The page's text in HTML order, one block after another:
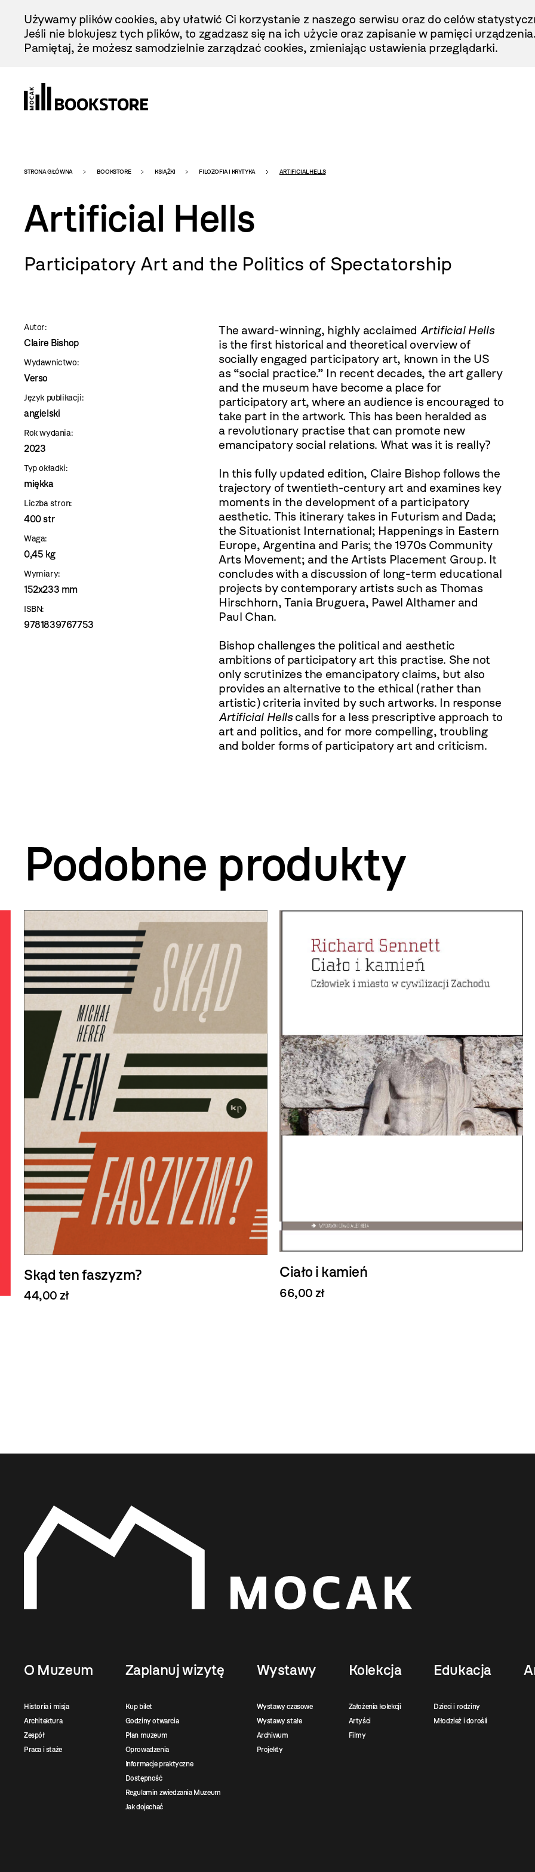
Treści
Używamy plików cookies, aby ułatwić Ci korzystanie z naszego serwisu oraz do celów
Jeśli nie blokujesz tych plików, to zgadzasz się na ich użycie oraz zapisanie w pamięci
Pamiętaj, że możesz samodzielnie zarządzać cookies, zmieniając ustawienia przeglądarki.
Bookstore
-
szablon
szczegóły
STRONA GŁÓWNA BOOKSTORE KSIĄŻKI FILOZOFIA I KRYTYKA ARTIFICIAL HELLS
Artificial Hells
Participatory Art and the Politics of Spectatorship
Autor:
Claire Bishop
Wydawnictwo:
Verso
Język publikacji:
angielski
Rok wydania:
2023
Typ okładki:
miękka
Liczba stron:
400 str
Waga:
0,45 kg
Wymiary:
152x233 mm
ISBN:
9781839767753
The award-winning, highly acclaimed Artificial Hells
is the first historical and theoretical overview of
socially engaged participatory art, known in the US
as “social practice.” In recent decades, the art gallery
and the museum have become a place for
participatory art, where an audience is encouraged to
take part in the artwork. This has been heralded as
a revolutionary practise that can promote new
emancipatory social relations. What was it is really?
In this fully updated edition, Claire Bishop follows the
trajectory of twentieth-century art and examines key
moments in the development of a participatory
aesthetic. This itinerary takes in Futurism and Dada;
the Situationist International; Happenings in Eastern
Europe, Argentina and Paris; the 1970s Community
Arts Movement; and the Artists Placement Group. It
concludes with a discussion of long-term educational
projects by contemporary artists such as Thomas
Hirschhorn, Tania Bruguera, Pawel Althamer and
Paul Chan.
Bishop challenges the political and aesthetic
ambitions of participatory art this practise. She not
only scrutinizes the emancipatory claims, but also
provides an alternative to the ethical (rather than
artistic) criteria invited by such artworks. In response
Artificial Hellscalls for a less prescriptive approach to
art and politics, and for more compelling, troubling
and bolder forms of participatory art and criticism.
Podobne produkty
Skąd ten faszyzm?
44,00 zł
Ciało i kamień
66,00 zł
O Muzeum
Historia i misja
Architektura
Zespół
Praca i staże
Zaplanuj wizytę
Kup bilet
Godziny otwarcia
Plan muzeum
Oprowadzenia
Informacje praktyczne
Dostępność
Regulamin zwiedzania Muzeum
Jak dojechać
Wystawy
Wystawy czasowe
Wystawy stałe
Archiwum
Projekty
Kolekcja
Założenia kolekcji
Artyści
Filmy
Edukacja
Dzieci i rodziny
Młodzież i dorośli